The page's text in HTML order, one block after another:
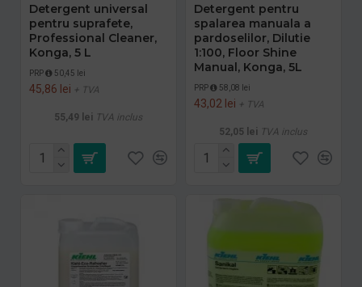
Detergent universal
pentru suprafete,
Professional Cleaner,
Konga, 5 L
PRP 50,45 lei
45,86 lei + TVA
55,49 lei TVA inclus
Detergent pentru
spalarea manuala a
pardoselilor, Dilutie
1:100, Floor Shine
Manual, Konga, 5L
PRP 58,08 lei
43,02 lei + TVA
52,05 lei TVA inclus